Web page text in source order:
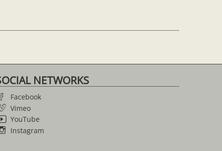
NETWORKS
Facebook
Vimeo
YouTube
Instagram